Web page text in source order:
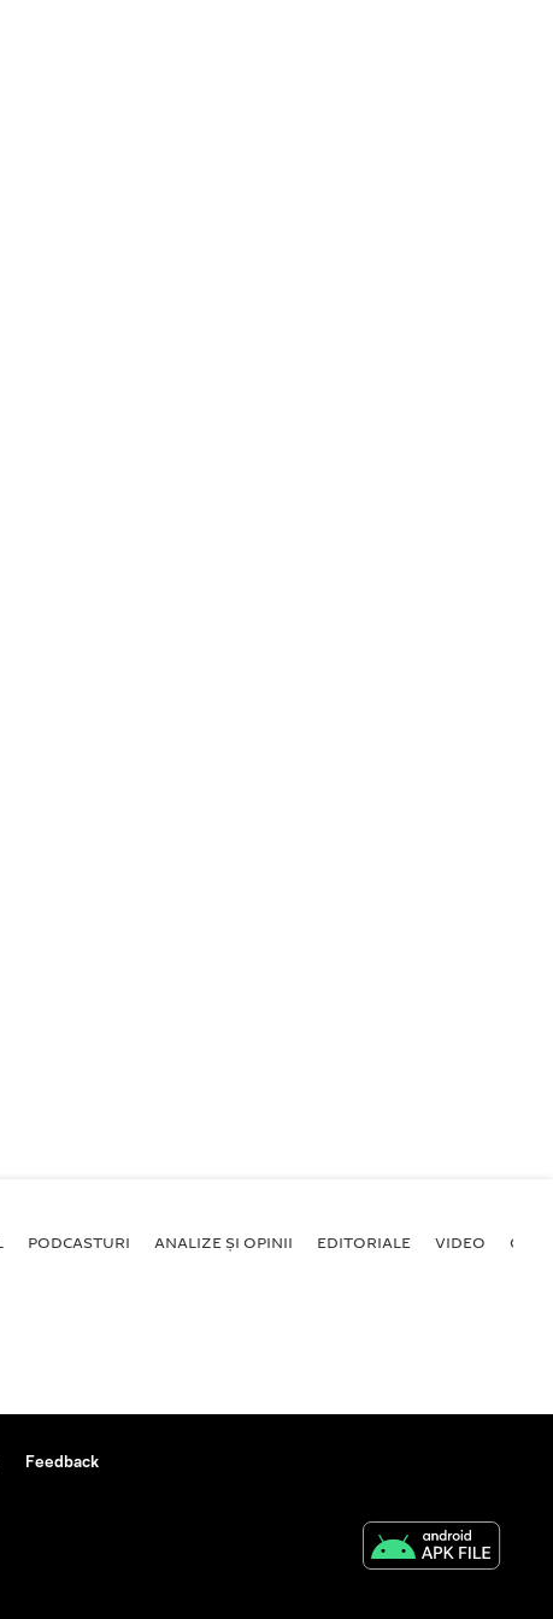
PODCASTURI ANALIZE ȘI OPINII EDITORIALE VIDEO
Feedback